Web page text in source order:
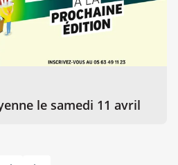
le samedi 11 avril